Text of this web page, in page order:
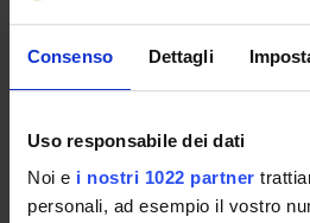
Consenso Dettagli
Uso responsabile dei dati
Noi e i nostri 1022 partner
personali, ad esempio il vostro
PARTECIPANTI AL PROGETTO
Chiara Conterno
Professore ordinario